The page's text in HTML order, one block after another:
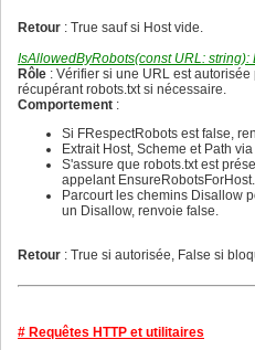
191
192
193
194
195
196
197
206
208
211
183
185
186
187
188
189
190
191
192
194
198
200
203
- Sélectionne
L'accès au
}
function
var
  Arr: TArray<string>;
begin
Result := Key; //
  if Key = '' then
    Exit;
  LangLock.Enter;
  try
// Vérifie que Texts
if (Texts <> nil)
      case CurrentLang of
if Length(Arr)
if Length(Arr)
175
177
178
179
180
182
183
184
186
190
192
195
Retour : True sauf si Host vide.
IsAllowedByRobots(const URL: string):
Rôle : Vérifier si une URL est
récupérant robots.txt si nécessaire.
Comportement :
Si FRespectRobots est false,
Extrait Host, Scheme et Path
S'assure que robots.txt est
appelant EnsureRobotsForHost.
Parcourt les chemins Disallow
un Disallow, renvoie false.
Retour : True si autorisée, False si
# Requêtes HTTP et utilitaires